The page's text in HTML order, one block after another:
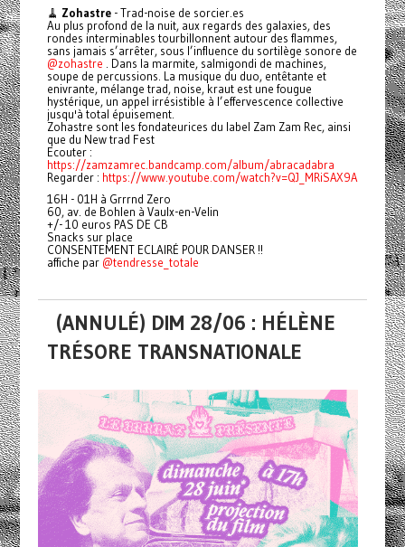
🧹 Zohastre- Trad-noise de sorcier.es
Au plus profond de la nuit, aux regards des galaxies, des
rondes interminables tourbillonnent autour des flammes,
sans jamais s’arrêter, sous l’influence du sortilège sonore de
@zohastre . Dans la marmite, salmigondi de machines,
soupe de percussions. La musique du duo, entêtante et
enivrante, mélange trad, noise, kraut est une fougue
hystérique, un appel irrésistible à l’effervescence collective
jusqu'à total épuisement.
Zohastre sont les fondateurices du label Zam Zam Rec, ainsi
que du New trad Fest
Ecouter :
https://zamzamrec.bandcamp.com/album/abracadabra
Regarder : https://www.youtube.com/watch?v=QJ_MRiSAX9A
16H - 01H à Grrrnd Zero
60, av. de Bohlen à Vaulx-en-Velin
+/- 10 euros PAS DE CB
Snacks sur place
CONSENTEMENT ECLAIRÉ POUR DANSER !!
affiche par @tendresse_totale
(ANNULÉ) DIM 28/06 : HÉLÈNE
TRÉSORE TRANSNATIONALE